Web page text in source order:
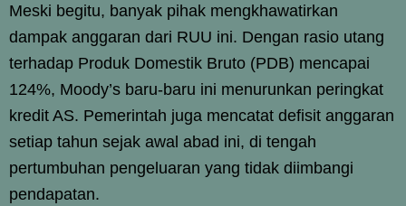
Meski begitu, banyak pihak mengkhawatirkan
dampak anggaran dari RUU ini. Dengan rasio utang
terhadap Produk Domestik Bruto (PDB) mencapai
124%, Moody’s baru-baru ini menurunkan peringkat
kredit AS. Pemerintah juga mencatat defisit anggaran
setiap tahun sejak awal abad ini, di tengah
pertumbuhan pengeluaran yang tidak diimbangi
pendapatan.